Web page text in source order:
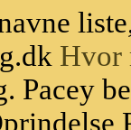
Hvor
Pacey